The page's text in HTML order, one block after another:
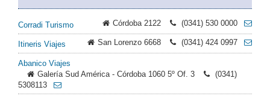
Corradi Turismo Córdoba 2122 (0341) 530 0000
Itineris Viajes San Lorenzo 6668 (0341) 424 0997
Abanico Viajes
Galería Sud América - Córdoba 1060 5º Of. 3
(0341)
5308113